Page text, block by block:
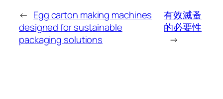
← Egg carton making machines
designed for sustainable
packaging solutions
有效滅蚤
的必要性
→